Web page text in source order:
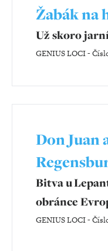
Žabák na
Už skoro
GENIUS LOCI-
Don Juan
Bitva u
obránce
GENIUS LOCI-